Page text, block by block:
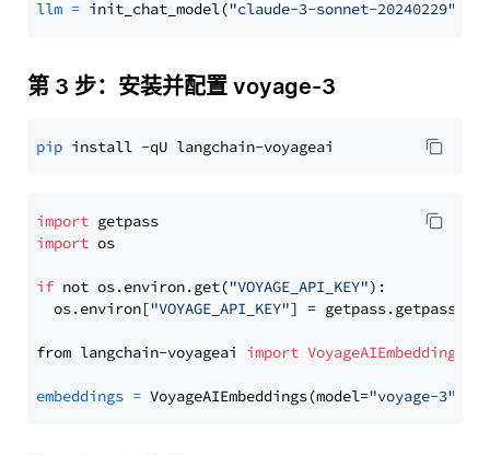
llm = init_chat_model("claude-3-sonnet-20240229"
第 3 步：安装并配置 voyage-3
pip
import
import os
if not os.environ.get("VOYAGE_API_KEY"):
  os.environ[
"VOYAGE_API_KEY"] = getpass.getpass(
from langchain-voyageai import VoyageAIEmbeddings
embeddings = VoyageAIEmbeddings(model="voyage-3"